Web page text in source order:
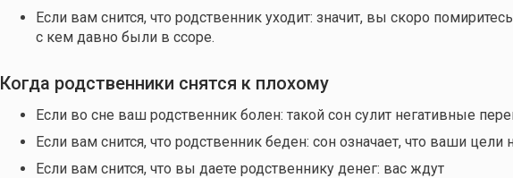
Если вам снится, что родственник уходит: значит, вы скоро
с кем давно были в ссоре.
Когда родственники снятся к плохому
Если во сне ваш родственник болен: такой сон сулит негативные
Если вам снится, что родственник беден: сон означает, что ваши
Если вам снится, что вы даете родственнику денег: вас ждут